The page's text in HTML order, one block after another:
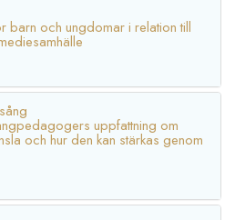
barn och ungdomar i relation till
uppfattning om
och hur den kan stärkas genom